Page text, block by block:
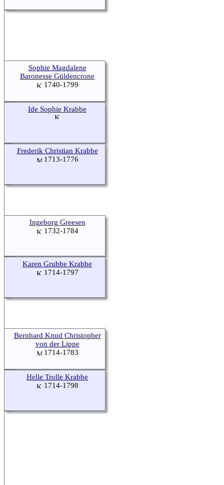
Sophie Magdalene
Baronesse Güldencrone
1740-1799
Ide Sophie Krabbe
Frederik Christian Krabbe
1713-1776
Ingeborg Greesen
1732-1784
Karen Grubbe Krabbe
1714-1797
Bernhard Knud Christopher
von der Lippe
1714-1783
Helle Trolle Krabbe
1714-1798